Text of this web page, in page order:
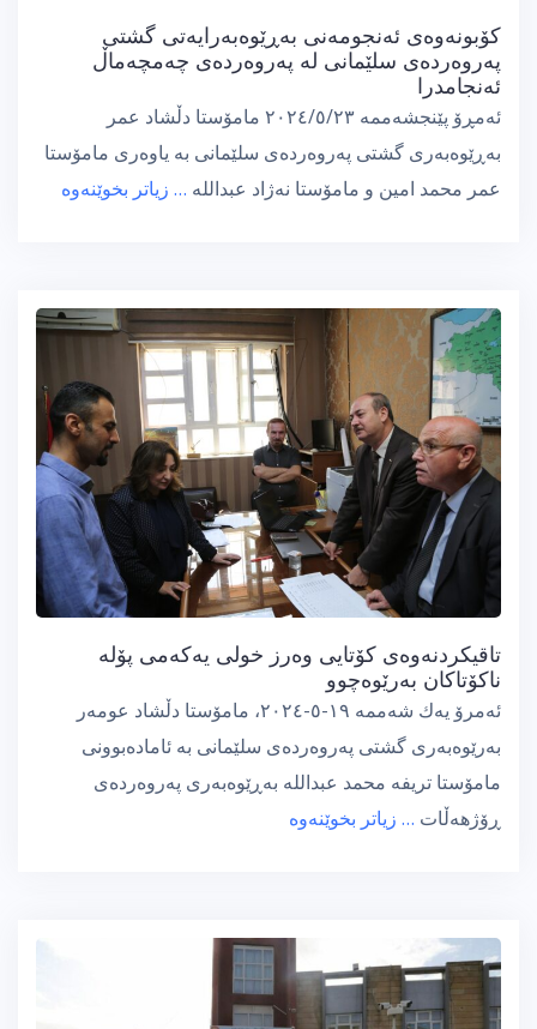
کۆبونەوەی ئەنجومەنی بەڕێوەبەرایەتی گشتی
پەروەردەی سلێمانی لە پەروەردەی چەمچەماڵ
ئەنجامدرا
ئەمڕۆ پێنجشەممە ٢٠٢٤/٥/٢٣ مامۆستا دڵشاد عمر
بەڕێوەبەری گشتی پەروەردەی سلێمانی بە یاوەری مامۆستا
عمر محمد امین و مامۆستا نەژاد عبداللە … زیاتر بخوێنەوە
تاقیکردنەوەی کۆتایی وەرز خولی یەکەمی پۆلە
ناکۆتاکان بەرێوەچوو
ئەمرۆ یەك شەممە ١٩-٥-٢٠٢٤، مامۆستا دڵشاد عومەر
بەرێوەبەری گشتی پەروەردەی سلێمانی بە ئامادەبوونی
مامۆستا تریفە محمد عبداللە بەڕێوەبەری پەروەردەی
ڕۆژهەڵات … زیاتر بخوێنەوە